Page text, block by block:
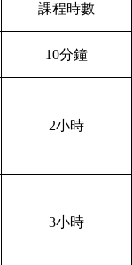
課程時數
10分鐘
2小時
3小時